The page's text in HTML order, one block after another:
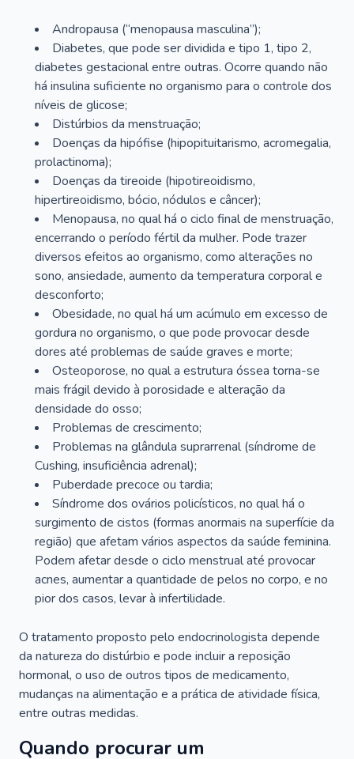
Andropausa (“menopausa masculina”);
Diabetes, que pode ser dividida e tipo 1, tipo 2,
diabetes gestacional entre outras. Ocorre quando não
há insulina suficiente no organismo para o controle dos
níveis de glicose;
Distúrbios da menstruação;
Doenças da hipófise (hipopituitarismo, acromegalia,
prolactinoma);
Doenças da tireoide (hipotireoidismo,
hipertireoidismo, bócio, nódulos e câncer);
Menopausa, no qual há o ciclo final de menstruação,
encerrando o período fértil da mulher. Pode trazer
diversos efeitos ao organismo, como alterações no
sono, ansiedade, aumento da temperatura corporal e
desconforto;
Obesidade, no qual há um acúmulo em excesso de
gordura no organismo, o que pode provocar desde
dores até problemas de saúde graves e morte;
Osteoporose, no qual a estrutura óssea torna-se
mais frágil devido à porosidade e alteração da
densidade do osso;
Problemas de crescimento;
Problemas na glândula suprarrenal (síndrome de
Cushing, insuficiência adrenal);
Puberdade precoce ou tardia;
Síndrome dos ovários policísticos, no qual há o
surgimento de cistos (formas anormais na superfície da
região) que afetam vários aspectos da saúde feminina.
Podem afetar desde o ciclo menstrual até provocar
acnes, aumentar a quantidade de pelos no corpo, e no
pior dos casos, levar à infertilidade.
O tratamento proposto pelo endocrinologista depende
da natureza do distúrbio e pode incluir a reposição
hormonal, o uso de outros tipos de medicamento,
mudanças na alimentação e a prática de atividade física,
entre outras medidas.
Quando procurar um